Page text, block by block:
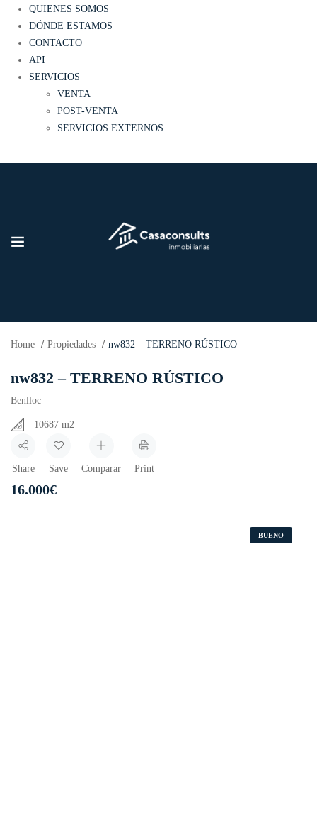
QUIENES SOMOS
DÓNDE ESTAMOS
CONTACTO
API
SERVICIOS
VENTA
POST-VENTA
SERVICIOS EXTERNOS
Home Propiedades nw832 – TERRENO RÚSTICO
nw832 – TERRENO RÚSTICO
Benlloc
10687 m2
Share Save Comparar Print
16.000€
BUENO